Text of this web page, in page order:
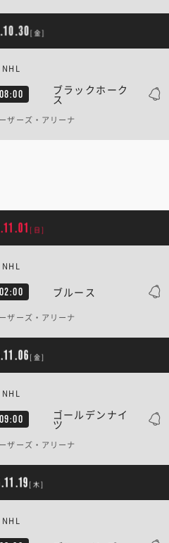
[金]
08:00 ブラックホーク
ス
NHL
ザーズ・アリーナ
[日]
02:00 ブルース
NHL
ザーズ・アリーナ
[金]
09:00 ゴールデンナイ
ツ
NHL
ザーズ・アリーナ
[木]
NHL